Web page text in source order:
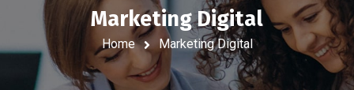
Marketing Digital
Home Marketing Digital